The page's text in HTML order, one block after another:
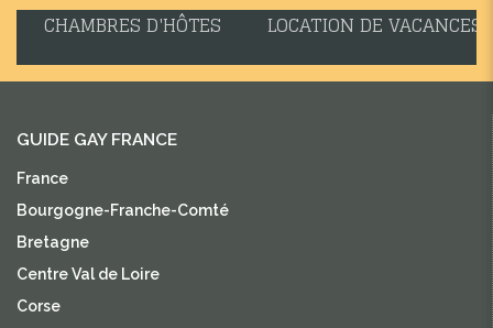
CHAMBRES D'HÔTES LOCATION DE VACANCES
GUIDE GAY FRANCE
France
Bourgogne-Franche-Comté
Bretagne
Centre Val de Loire
Corse